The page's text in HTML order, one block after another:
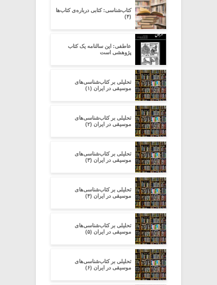
کتاب‌شناسی: کتابی درباره‌ی کتاب‌ها
(۴)
عاطفی: این سالنامه یک کتاب
پژوهشی است
تحلیلی بر کتاب‌شناسی‌های
موسیقی در ایران (۱)
تحلیلی بر کتاب‌شناسی‌های
موسیقی در ایران (۲)
تحلیلی بر کتاب‌شناسی‌های
موسیقی در ایران (۳)
تحلیلی بر کتاب‌شناسی‌های
موسیقی در ایران (۴)
تحلیلی بر کتاب‌شناسی‌های
موسیقی در ایران (۵)
تحلیلی بر کتاب‌شناسی‌های
موسیقی در ایران (۶)